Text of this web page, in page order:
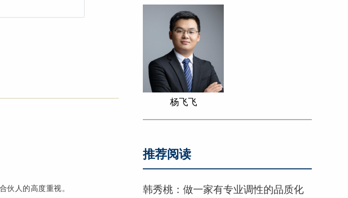
人的高度重视。
杨飞飞
推荐阅读
韩秀桃：做一家有专业调性的品质化